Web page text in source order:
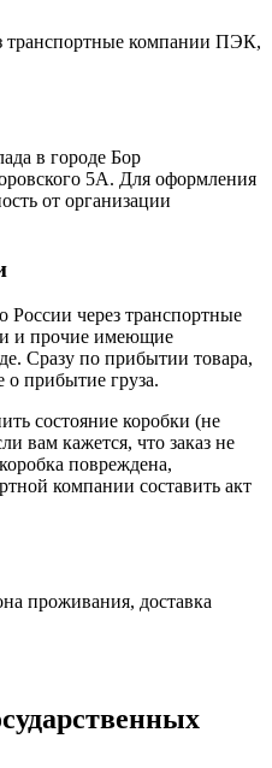
транспортные компании ПЭК,
в городе Бор
5А. Для оформления
от организации
России через транспортные
и прочие имеющие
Сразу по прибытии товара,
о прибытие груза.
состояние коробки (не
вам кажется, что заказ не
повреждена,
компании составить акт
проживания, доставка